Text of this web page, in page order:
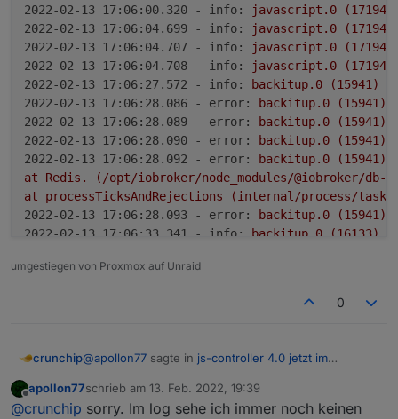
2022-02-13 17:06:00.320 - info: javascript.0
(17194)
2022-02-13 17:06:04.699 - info:
javascript.0
(17194)
2022-02-13 17:06:04.707 - info:
javascript.0
(17194)
2022-02-13 17:06:04.708 - info:
javascript.0
(17194)
2022-02-13 17:06:27.572 - info:
backitup.0 (15941)
2022-02-13 17:06:28.086 - error:
backitup.0 (15941)
2022-02-13 17:06:28.089 - error:
backitup.0 (15941)
2022-02-13 17:06:28.090 - error:
backitup.0 (15941)
2022-02-13 17:06:28.092 - error:
backitup.0 (15941)
at
Redis.
(/opt/iobroker/node_modules/@iobroker/
at
processTicksAndRejections
(internal/process/
2022-02-13 17:06:28.093 - error:
backitup.0 (15941)
2022-02-13 17:06:33.341 - info:
backitup.0 (16133)
2022-02-13 17:08:00.508 - info:
umgestiegen von Proxmox auf Unraid
0
crunchip@apollon77 sagte in js-controller 4.0 jetzt im
Am besten auch log vom Update selbst
apollon77schrieb am 13. Feb. 2022, 19:39
zuletzt editiert von
@crunchip sorry. Im log sehe ich immer noch keinen